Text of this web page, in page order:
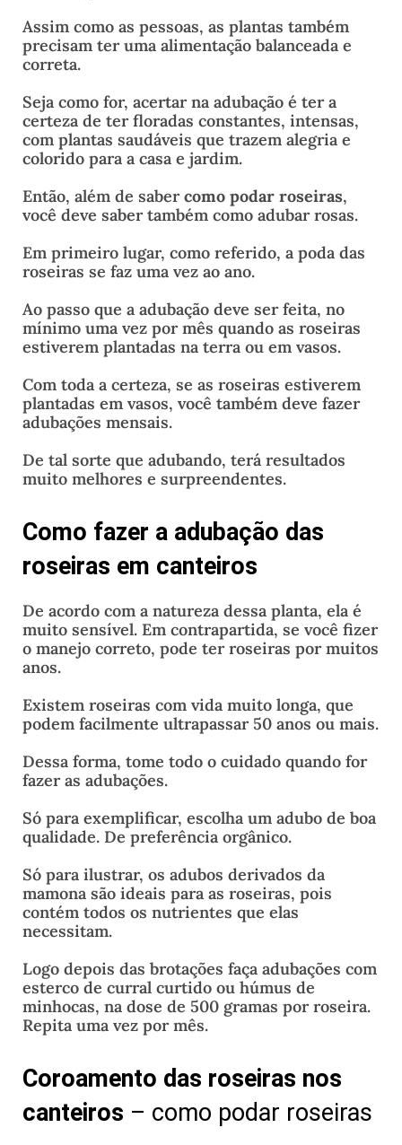
Assim como as pessoas, as plantas também
precisam ter uma alimentação balanceada e
correta.
Seja como for, acertar na adubação é ter a
certeza de ter floradas constantes, intensas,
com plantas saudáveis que trazem alegria e
colorido para a casa e jardim.
Então, além de saber como podar roseiras,
você deve saber também como adubar rosas.
Em primeiro lugar, como referido, a poda das
roseiras se faz uma vez ao ano.
Ao passo que a adubação deve ser feita, no
mínimo uma vez por mês quando as roseiras
estiverem plantadas na terra ou em vasos.
Com toda a certeza, se as roseiras estiverem
plantadas em vasos, você também deve fazer
adubações mensais.
De tal sorte que adubando, terá resultados
muito melhores e surpreendentes.
Como fazer a adubação das
roseiras em canteiros
De acordo com a natureza dessa planta, ela é
muito sensível. Em contrapartida, se você fizer
o manejo correto, pode ter roseiras por muitos
anos.
Existem roseiras com vida muito longa, que
podem facilmente ultrapassar 50 anos ou mais.
Dessa forma, tome todo o cuidado quando for
fazer as adubações.
Só para exemplificar, escolha um adubo de boa
qualidade. De preferência orgânico.
Só para ilustrar, os adubos derivados da
mamona são ideais para as roseiras, pois
contém todos os nutrientes que elas
necessitam.
Logo depois das brotações faça adubações com
esterco de curral curtido ou húmus de
minhocas, na dose de 500 gramas por roseira.
Repita uma vez por mês.
Coroamento das roseiras nos
canteiros – como podar roseiras